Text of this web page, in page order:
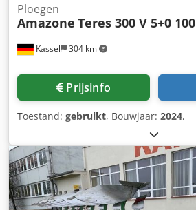
Kassel 304 km
Ploegen
Amazone Teres 300 V 5+0 100
Prijsinfo
Toestand: gebruikt, Bouwjaar: 2024,